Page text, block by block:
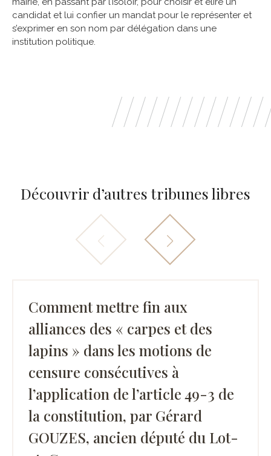
candidat et lui confier un mandat pour le représenter et
s’exprimer en son nom par délégation dans une
institution politique.
Découvrir d’autres tribunes libres
Comment mettre fin aux
alliances des « carpes et des
lapins » dans les motions de
censure consécutives à
l’application de l’article 49-3 de
la constitution, par Gérard
GOUZES, ancien député du Lot-